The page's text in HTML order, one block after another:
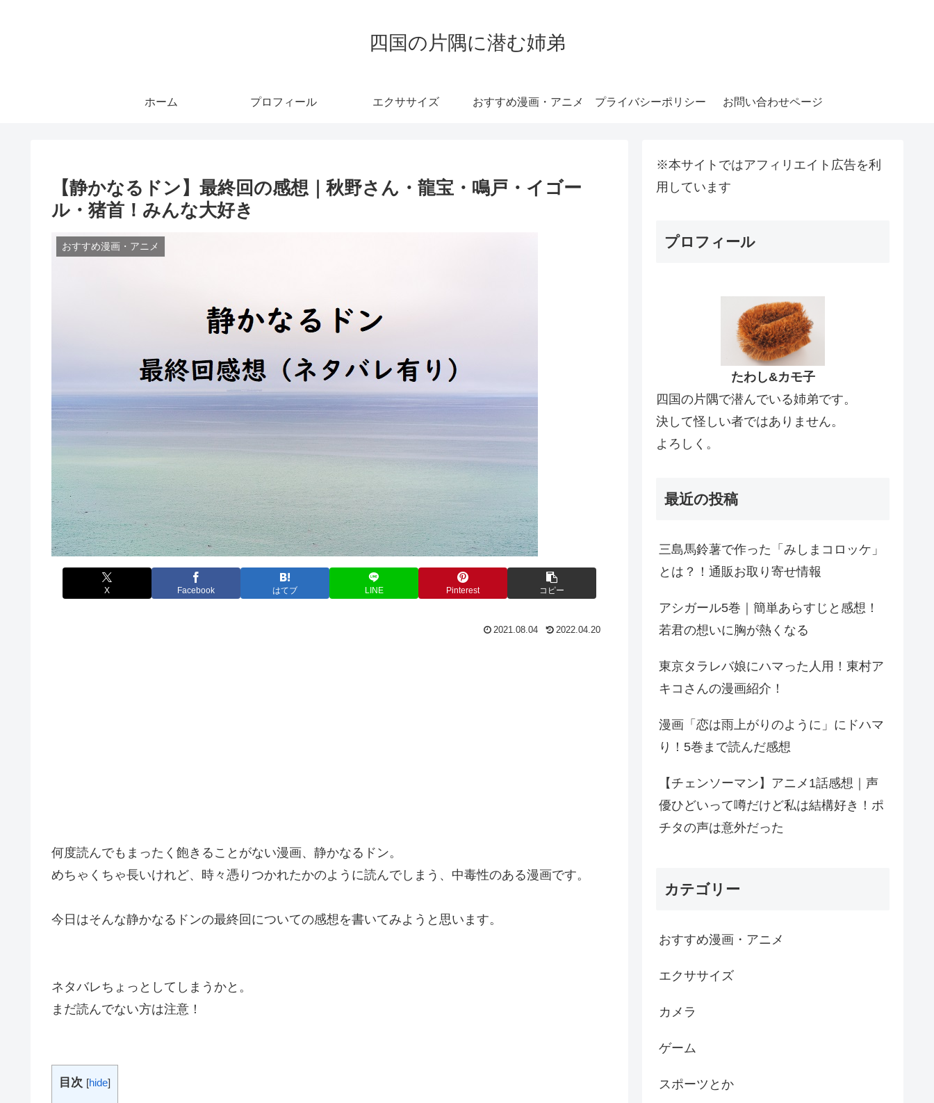
四国の片隅に潜む姉弟
ホーム プロフィール エクササイズ おすすめ漫画・アニメ プライバシーポリシー お問い合わせページ
【静かなるドン】最終回の感想｜秋野さん・龍宝・鳴戸・イゴー
ル・猪首！みんな大好き
おすすめ漫画・アニメ
X Facebook はてブ LINE Pinterest コピー
2021.08.04 2022.04.20
何度読んでもまったく飽きることがない漫画、静かなるドン。
めちゃくちゃ長いけれど、時々憑りつかれたかのように読んでしまう、中毒性のある漫画です。
今日はそんな静かなるドンの最終回についての感想を書いてみようと思います。
ネタバレちょっとしてしまうかと。
まだ読んでない方は注意！
目次 [hide]
※本サイトではアフィリエイト広告を利
用しています
プロフィール
たわし&カモ子
四国の片隅で潜んでいる姉弟です。
決して怪しい者ではありません。
よろしく。
最近の投稿
三島馬鈴薯で作った「みしまコロッケ」
とは？！通販お取り寄せ情報
アシガール5巻｜簡単あらすじと感想！
若君の想いに胸が熱くなる
東京タラレバ娘にハマった人用！東村ア
キコさんの漫画紹介！
漫画「恋は雨上がりのように」にドハマ
り！5巻まで読んだ感想
【チェンソーマン】アニメ1話感想｜声
優ひどいって噂だけど私は結構好き！ポ
チタの声は意外だった
カテゴリー
おすすめ漫画・アニメ
エクササイズ
カメラ
ゲーム
スポーツとか